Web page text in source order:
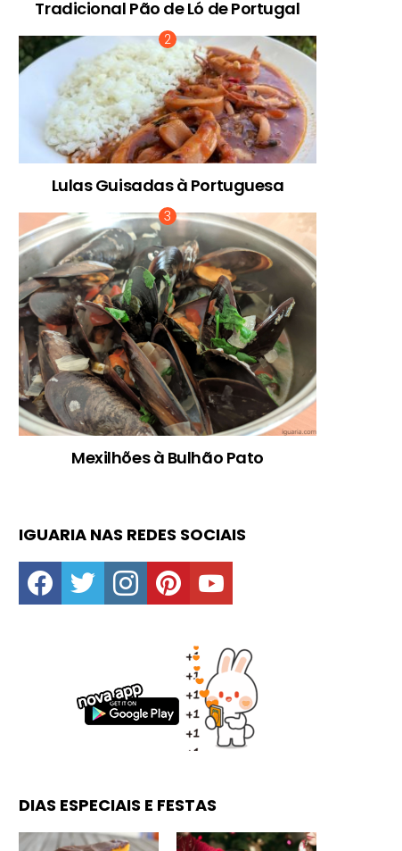
Tradicional Pão de Ló de Portugal
Lulas Guisadas à Portuguesa
Mexilhões à Bulhão Pato
IGUARIA NAS REDES SOCIAIS
facebooktwitter instagrampinterestyoutube
DIAS ESPECIAIS E FESTAS